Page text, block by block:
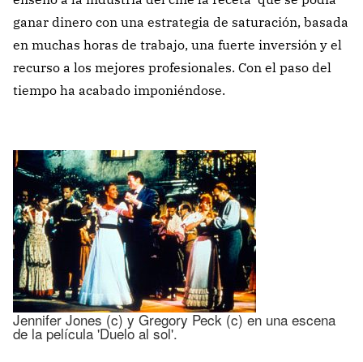
ganar dinero con una estrategia de saturación, basada
en muchas horas de trabajo, una fuerte inversión y el
recurso a los mejores profesionales. Con el paso del
tiempo ha acabado imponiéndose.
Jennifer Jones (c) y Gregory Peck (c) en una escena
de la película 'Duelo al sol'.